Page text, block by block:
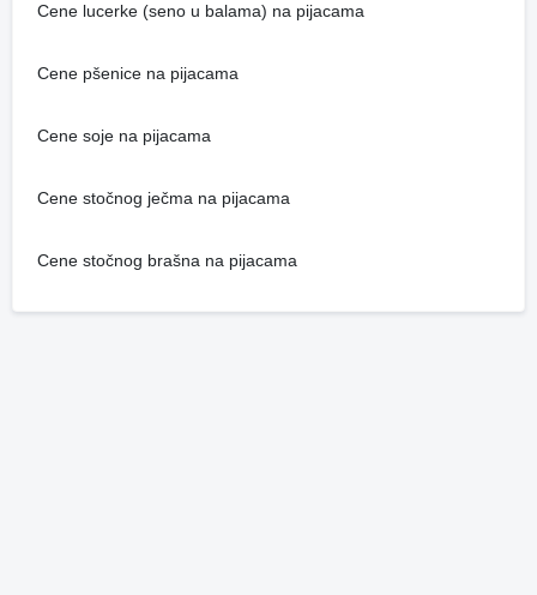
Cene lucerke (seno u balama) na pijacama
Cene pšenice na pijacama
Cene soje na pijacama
Cene stočnog ječma na pijacama
Cene stočnog brašna na pijacama